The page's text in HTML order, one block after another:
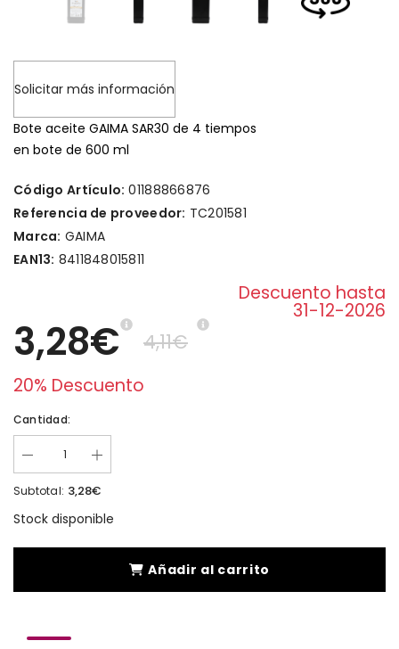
Bote aceite GAIMA SAR30 de 4 tiempos
en bote de 600 ml
Solicitar más información
Código Artículo: 01188866876
Referencia de proveedor: TC201581
Marca: GAIMA
EAN13: 8411848015811
Descuento hasta
31-12-2026
3,28€ 4,11€
20% Descuento
Cantidad:
Subtotal: 3,28€
Stock disponible
Añadir al carrito